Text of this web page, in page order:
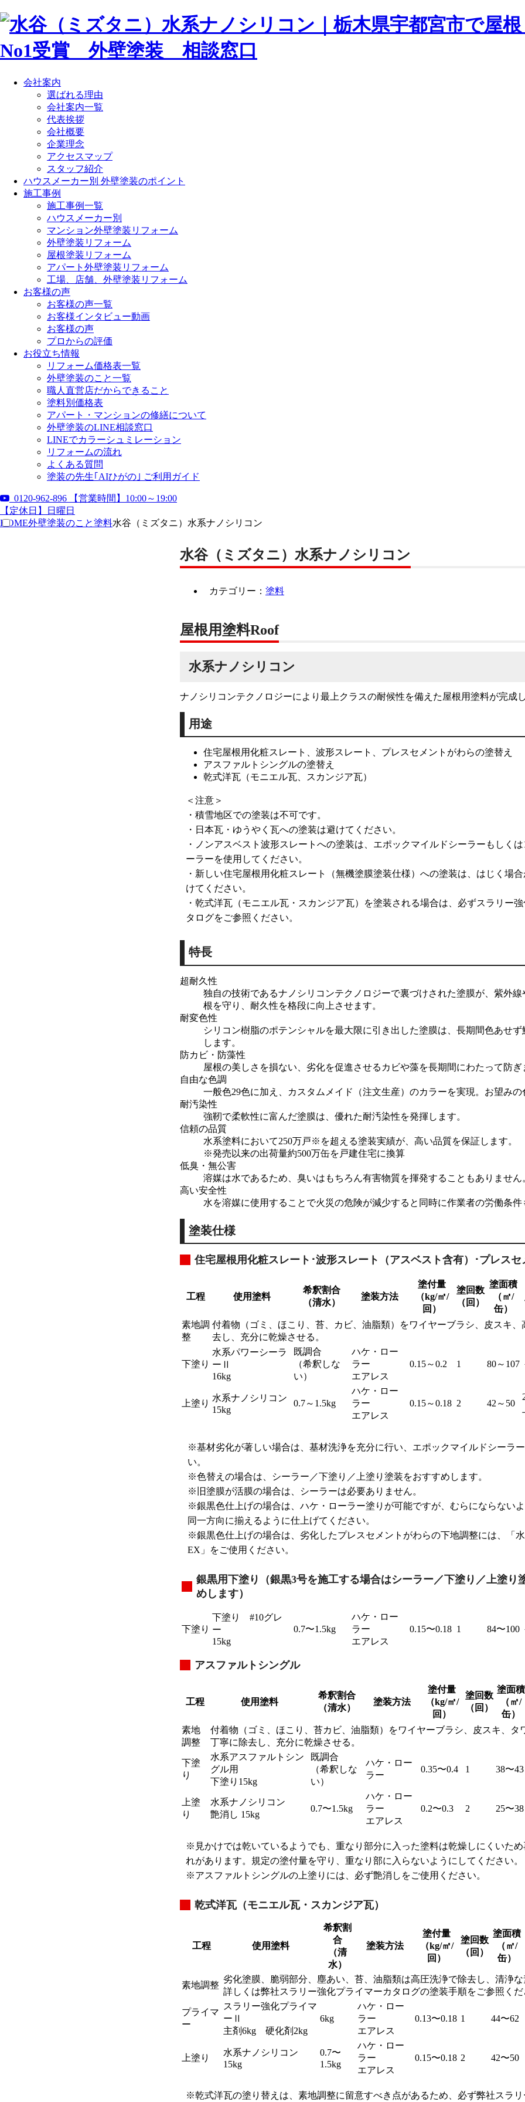
会社案内
選ばれる理由
会社案内一覧
代表挨拶
会社概要
企業理念
アクセスマップ
スタッフ紹介
ハウスメーカー別 外壁塗装のポイント
施工事例
施工事例一覧
ハウスメーカー別
マンション外壁塗装リフォーム
外壁塗装リフォーム
屋根塗装リフォーム
アパート外壁塗装リフォーム
工場、店舗、外壁塗装リフォーム
お客様の声
お客様の声一覧
お客様インタビュー動画
お客様の声
プロからの評価
お役立ち情報
リフォーム価格表一覧
外壁塗装のこと一覧
職人直営店だからできること
塗料別価格表
アパート・マンションの修繕について
外壁塗装のLINE相談窓口
LINEでカラーシュミレーション
リフォームの流れ
よくある質問
塗装の先生｢AIひがの｣ ご利用ガイド
0120-962-896
【営業時間】10:00～19:00
【定休日】日曜日
HOME外壁塗装のこと塗料水谷（ミズタニ）水系ナノシリコン
水谷（ミズタニ）水系ナノシリコン
カテゴリー： 塗料
屋根用塗料Roof
水系ナノシリコン
ナノシリコンテクノロジーにより最上クラスの耐候性を備えた屋根用塗料が完成
用途
住宅屋根用化粧スレート、波形スレート、プレスセメントがわらの塗替え
アスファルトシングルの塗替え
乾式洋瓦（モニエル瓦、スカンジア瓦）
＜注意＞
・ 積雪地区での塗装は不可です。
・ 日本瓦・ゆうやく瓦への塗装は避けてください。
・ ノンアスベスト波形スレートへの塗装は、エポックマイルドシーラーもしく
ーラーを使用してください。
・ 新しい住宅屋根用化粧スレート（無機塗膜塗装仕様）への塗装は、はじく場
けてください。
・ 乾式洋瓦（モニエル瓦・スカンジア瓦）を塗装される場合は、必ずスラリー
タログをご参照ください。
特長
超耐久性
独自の技術であるナノシリコンテクノロジーで裏づけされた塗膜が、紫外
根を守り、耐久性を格段に向上させます。
耐変色性
シリコン樹脂のポテンシャルを最大限に引き出した塗膜は、長期間色あせ
します。
防カビ・防藻性
屋根の美しさを損ない、劣化を促進させるカビや藻を長期間にわたって防ぎ
自由な色調
一般色29色に加え、カスタムメイド（注文生産）のカラーを実現。お望み
耐汚染性
強靭で柔軟性に富んだ塗膜は、優れた耐汚染性を発揮します。
信頼の品質
水系塗料において250万戸※を超える塗装実績が、高い品質を保証します。
※発売以来の出荷量約500万缶を戸建住宅に換算
低臭・無公害
溶媒は水であるため、臭いはもちろん有害物質を揮発することもありません
高い安全性
水を溶媒に使用することで火災の危険が減少すると同時に作業者の労働条
塗装仕様
住宅屋根用化粧スレート･波形スレート（アスベスト含有）･プレス
工程 使用塗料
希釈割合
（清水）
塗装方法
塗付量
（kg/㎡/
回）
塗回数
（回）
塗面積
（㎡/
缶）
素地調
整
付着物（ゴミ、ほこり、苔、カビ、油脂類）をワイヤーブラシ、皮スキ、
去し、充分に乾燥させる。
下塗り
水系パワーシーラ
ーⅡ
16kg
既調合
（希釈しな
い）
ハケ・ロー
ラー
エアレス
0.15～0.2 1 80～107
上塗り
水系ナノシリコン
15kg
0.7～1.5kg
ハケ・ロー
ラー
エアレス
0.15～0.18 2 42～50
※基材劣化が著しい場合は、基材洗浄を充分に行い、エポックマイルドシーラ
い。
※色替えの場合は、シーラー／下塗り／上塗り塗装をおすすめします。
※ 旧塗膜が活膜の場合は、シーラーは必要ありません。
※銀黒色仕上げの場合は、ハケ・ローラー塗りが可能ですが、むらにならない
同一方向に揃えるように仕上げてください。
※銀黒色仕上げの場合は、劣化したプレスセメントがわらの下地調整には、「
EX」をご使用ください。
銀黒用下塗り（銀黒3号を施工する場合はシーラー／下塗り／上塗り
めします）
下塗り
下塗り #10グレ
ー
15kg
0.7〜1.5kg
ハケ・ロー
ラー
エアレス
0.15〜0.18 1 84〜100
アスファルトシングル
工程 使用塗料
希釈割合
（清水）
塗装方法
塗付量
（kg/㎡/
回）
塗回数
（回）
塗面積
（㎡/
缶）
素地
調整
付着物（ゴミ、ほこり、苔カビ、油脂類）をワイヤーブラシ、皮スキ、タ
丁寧に除去し、充分に乾燥させる。
下塗
り
水系アスファルトシン
グル用
下塗り15kg
既調合
（希釈しな
い）
ハケ・ロー
ラー
0.35〜0.4 1 38〜43
上塗
り
水系ナノシリコン
艶消し 15kg
0.7〜1.5kg
ハケ・ロー
ラー
エアレス
0.2〜0.3 2 25〜38
※ 見かけでは乾いているようでも、重なり部分に入った塗料は乾燥しにくいた
れがあります。規定の塗付量を守り、重なり部に入らないようにしてください。
※アスファルトシングルの上塗りには、必ず艶消しをご使用ください。
乾式洋瓦（モニエル瓦・スカンジア瓦）
工程 使用塗料
希釈割
合
（清
水）
塗装方法
塗付量
（kg/㎡/
回）
塗回数
（回）
塗面積
（㎡/
缶）
素地調整
劣化塗膜、脆弱部分、塵あい、苔、油脂類は高圧洗浄で除去し、清浄
詳しくは弊社スラリー強化プライマーカタログの塗装手順をご参照く
プライマ
ー
スラリー強化プライマ
ーⅡ
主剤6kg 硬化剤2kg
6kg
ハケ・ロー
ラー
エアレス
0.13〜0.18 1 44〜62
上塗り
水系ナノシリコン
15kg
0.7〜
1.5kg
ハケ・ロー
ラー
エアレス
0.15〜0.18 2 42〜50
※乾式洋瓦の塗り替えは、素地調整に留意すべき点があるため、必ず弊社スラ